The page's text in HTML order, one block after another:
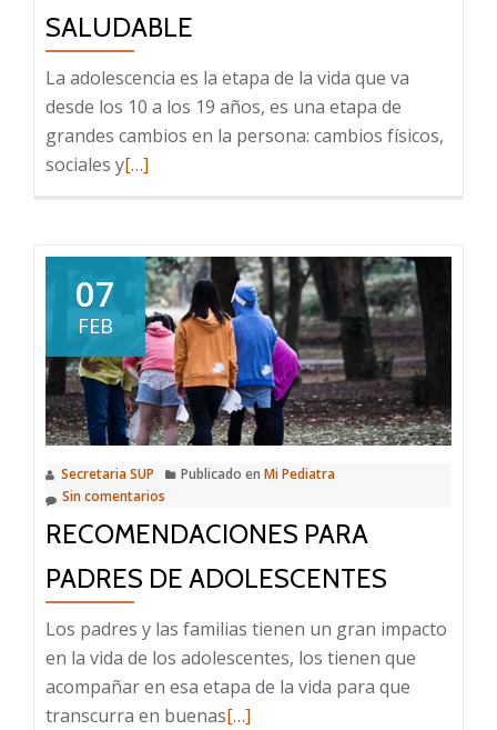
SALUDABLE
La adolescencia es la etapa de la vida que va
desde los 10 a los 19 años, es una etapa de
grandes cambios en la persona: cambios físicos,
sociales yLeer
recomendaciones
para
una
adolescencia
más
saludable
[…]
07
FEB
Secretaria SUP Publicado en Mi Pediatra
Sin comentarios
RECOMENDACIONES PARA
PADRES DE ADOLESCENTES
Los padres y las familias tienen un gran impacto
en la vida de los adolescentes, los tienen que
acompañar en esa etapa de la vida para que
transcurra en buenasLeer
[…]